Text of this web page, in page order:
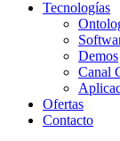
Tecnologías
Demos
Canal
Ofertas
Contacto